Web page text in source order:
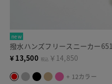
new
撥水ハンズフリースニーカー651
¥ 13,500 税込 ￥14,850
+ 12カラー